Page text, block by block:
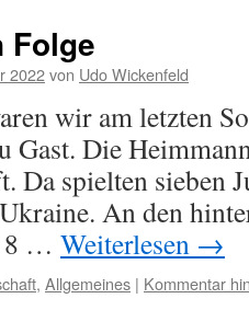
Folge
2022von Udo Wickenfeld
wir am letzten
Gast. Die
Da spielten sieben
An den
8 … Weiterlesen →
, Allgemeines | Kommentar